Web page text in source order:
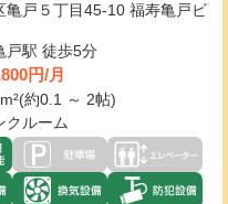
亀戸５丁目45-10 福寿亀戸ビ
戸駅 徒歩5分
円/月
約0.1 ～ 2帖)
クルーム